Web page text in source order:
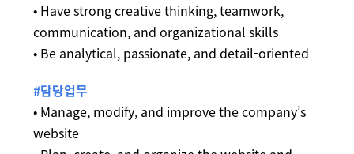
• Have strong creative thinking, teamwork,
communication, and organizational skills
• Be analytical, passionate, and detail-oriented
#담당업무
• Manage, modify, and improve the company’s
website